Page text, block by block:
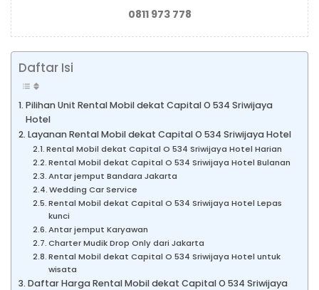
0811 973 778
Daftar Isi
Pilihan Unit Rental Mobil dekat Capital O 534 Sriwijaya
Hotel
Layanan Rental Mobil dekat Capital O 534 Sriwijaya Hotel
Rental Mobil dekat Capital O 534 Sriwijaya Hotel Harian
Rental Mobil dekat Capital O 534 Sriwijaya Hotel Bulanan
Antar jemput Bandara Jakarta
Wedding Car Service
Rental Mobil dekat Capital O 534 Sriwijaya Hotel Lepas
kunci
Antar jemput Karyawan
Charter Mudik Drop Only dari Jakarta
Rental Mobil dekat Capital O 534 Sriwijaya Hotel untuk
wisata
Daftar Harga Rental Mobil dekat Capital O 534 Sriwijaya